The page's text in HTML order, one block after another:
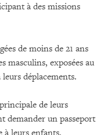
à des missions
de moins de 21 ans
masculins, exposées au
déplacements.
de leurs
demander un passeport